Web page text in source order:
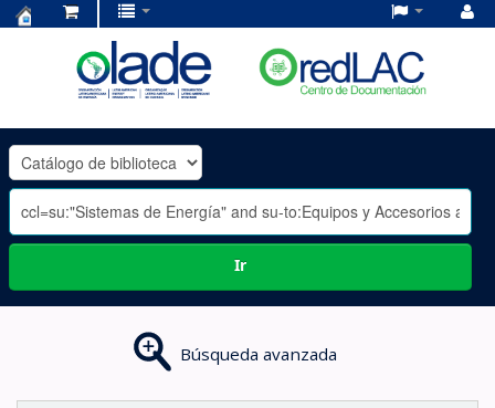
OLADE
-
Ir
Búsqueda avanzada